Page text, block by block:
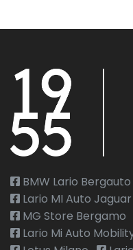
BMW Lario Bergauto
Lario MI Auto
MG Store Bergamo
Lario Mi Auto